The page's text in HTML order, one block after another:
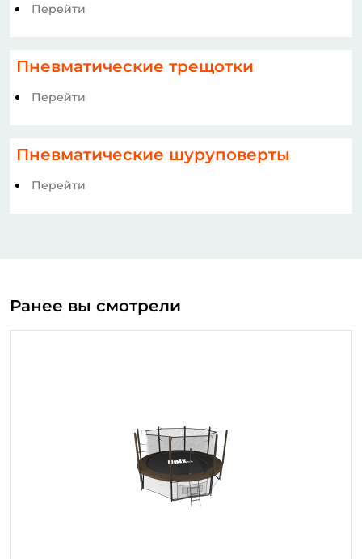
Перейти
Пневматические трещотки
Перейти
Пневматические шуруповерты
Перейти
Ранее вы смотрели